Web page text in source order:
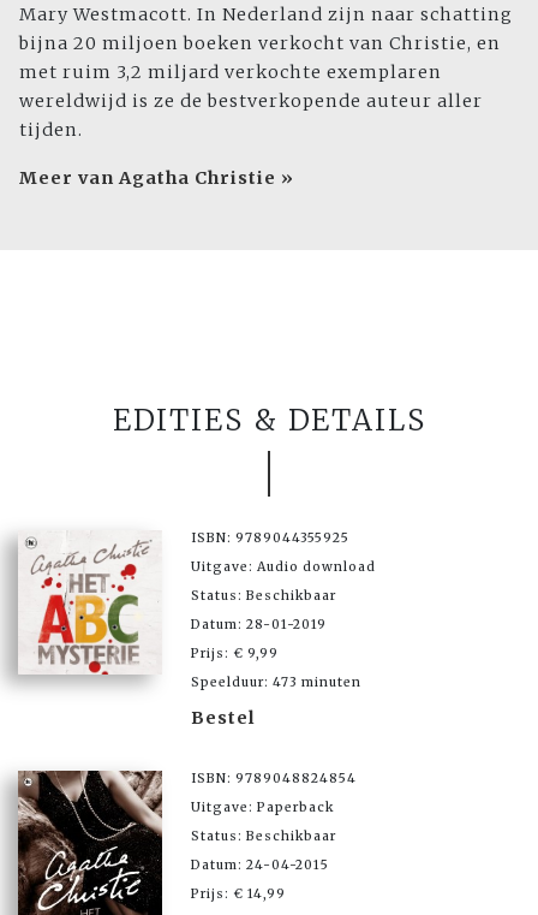
Mary Westmacott. In Nederland zijn naar schatting
bijna 20 miljoen boeken verkocht van Christie, en
met ruim 3,2 miljard verkochte exemplaren
wereldwijd is ze de bestverkopende auteur aller
tijden.
Meer van Agatha Christie »
EDITIES & DETAILS
ISBN: 9789044355925
Uitgave: Audio download
Status: Beschikbaar
Datum: 28-01-2019
Prijs: € 9,99
Speelduur: 473 minuten
Bestel
ISBN: 9789048824854
Uitgave: Paperback
Status: Beschikbaar
Datum: 24-04-2015
Prijs: € 14,99